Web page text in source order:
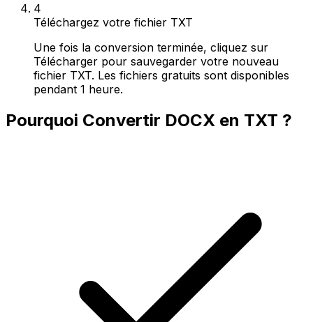
4
Téléchargez votre fichier TXT
Une fois la conversion terminée, cliquez sur
Télécharger pour sauvegarder votre nouveau
fichier TXT. Les fichiers gratuits sont disponibles
pendant 1 heure.
Pourquoi Convertir DOCX en TXT ?